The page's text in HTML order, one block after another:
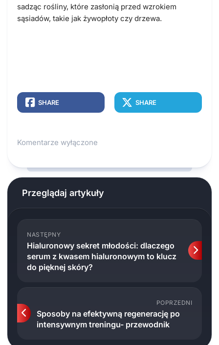
sadząc rośliny, które zasłonią przed wzrokiem
sąsiadów, takie jak żywopłoty czy drzewa.
SHARE SHARE
Komentarze wyłączone
Przeglądaj artykuły
NASTĘPNY
Hialuronowy sekret młodości: dlaczego
serum z kwasem hialuronowym to klucz
do pięknej skóry?
POPRZEDNI
Sposoby na efektywną regenerację po
intensywnym treningu- przewodnik